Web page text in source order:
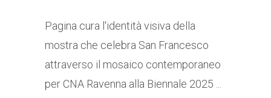
Pagina cura l'identità visiva della
mostra che celebra San Francesco
attraverso il mosaico contemporaneo
per CNA Ravenna alla Biennale 2025